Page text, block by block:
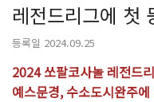
레전드리그에 첫
등록일 2024.09.25
2024 쏘팔코사놀 레전드
예스문경, 수소도시완주